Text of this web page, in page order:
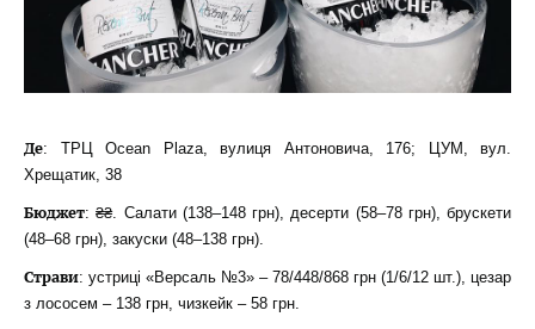
Де: ТРЦ Ocean Plaza, вулиця Антоновича, 176; ЦУМ, вул.
Хрещатик, 38
Бюджет: ₴₴. Салати (138–148 грн), десерти (58–78 грн), брускети
(48–68 грн), закуски (48–138 грн).
Страви: устриці «Версаль №3» – 78/448/868 грн (1/6/12 шт.), цезар
з лососем – 138 грн, чизкейк – 58 грн.